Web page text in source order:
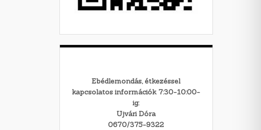
Ebédlemondás, étkezéssel
kapcsolatos információk 7:30-10:00-
ig:
Ujvári Dóra
0670/375-9322